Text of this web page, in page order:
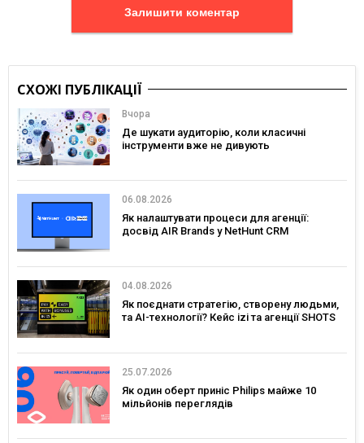
Залишити коментар
СХОЖІ ПУБЛІКАЦІЇ
Вчора
Де шукати аудиторію, коли класичні
інструменти вже не дивують
06.08.2026
Як налаштувати процеси для агенції:
досвід AIR Brands у NetHunt CRM
04.08.2026
Як поєднати стратегію, створену людьми,
та AI-технології? Кейс izi та агенції SHOTS
25.07.2026
Як один оберт приніс Philips майже 10
мільйонів переглядів